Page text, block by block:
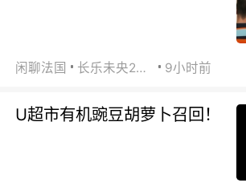
闲聊法国 长乐未央2015 9小时前
U超市有机豌豆胡萝卜召回！